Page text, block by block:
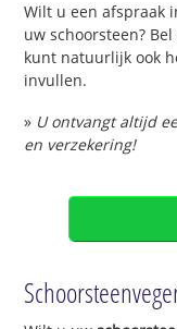
Wilt u een afspraak
uw schoorsteen?
kunt natuurlijk ook
invullen.
» U ontvangt altijd
en verzekering!